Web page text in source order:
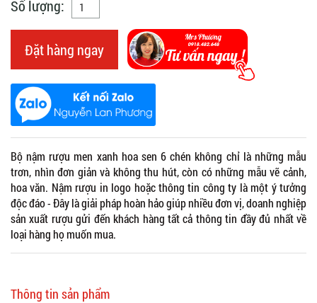
Số lượng:
Đặt hàng ngay
Bộ nậm rượu men xanh hoa sen 6 chén không chỉ là những mẫu
trơn, nhìn đơn giản và không thu hút, còn có những mẫu vẽ cảnh,
hoa văn. Nậm rượu in logo hoặc thông tin công ty là một ý tưởng
độc đáo - Đây là giải pháp hoàn hảo giúp nhiều đơn vị, doanh nghiệp
sản xuất rượu gửi đến khách hàng tất cả thông tin đầy đủ nhất về
loại hàng họ muốn mua.
Thông tin sản phẩm